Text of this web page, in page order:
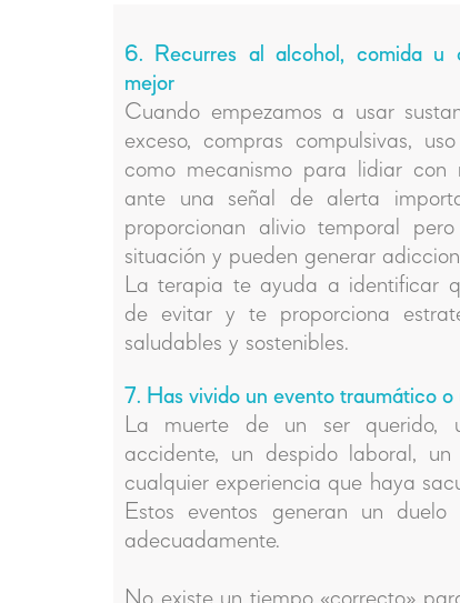
6. Recurres al alcohol, comida u
mejor
Cuando empezamos a usar
exceso, compras compulsivas,
como mecanismo para lidiar con
ante una señal de alerta
proporcionan alivio temporal
situación y pueden generar
La terapia te ayuda a identificar
de evitar y te proporciona
saludables y sostenibles.
7. Has vivido un evento traumático
La muerte de un ser querido,
accidente, un despido laboral,
cualquier experiencia que haya
Estos eventos generan un
adecuadamente.
No existe un tiempo «correcto»